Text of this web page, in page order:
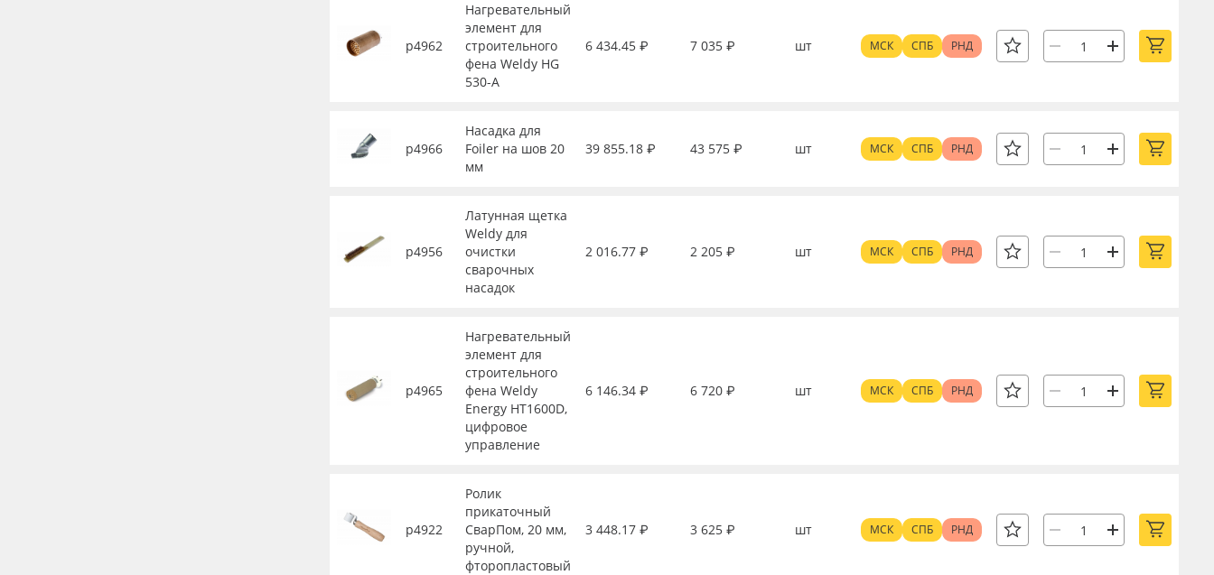
р4962
Нагревательный
элемент для
строительного
фена Weldy HG
530-A
6 434.45 ₽ 7 035 ₽ шт МСК СПБ РНД
р4966
Насадка для
Foiler на шов 20
мм
39 855.18 ₽ 43 575 ₽ шт МСК СПБ РНД
р4956
Латунная щетка
Weldy для
очистки
сварочных
насадок
2 016.77 ₽ 2 205 ₽ шт МСК СПБ РНД
р4965
Нагревательный
элемент для
строительного
фена Weldy
Energy HT1600D,
цифровое
управление
6 146.34 ₽ 6 720 ₽ шт МСК СПБ РНД
р4922
Ролик
прикаточный
СварПом, 20 мм,
ручной,
фторопластовый
3 448.17 ₽ 3 625 ₽ шт МСК СПБ РНД